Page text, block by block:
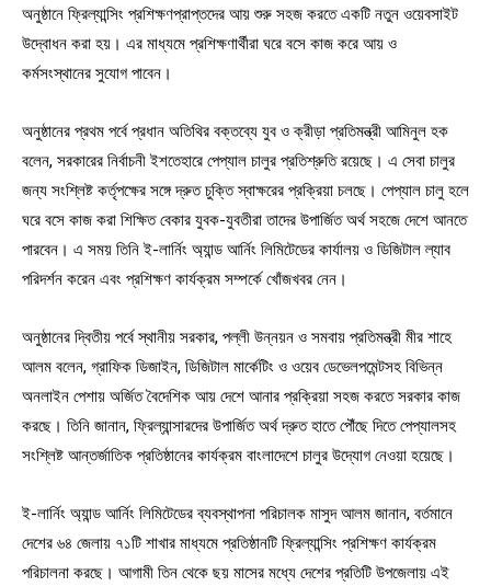
অনুষ্ঠানে ফ্রিল্যান্সিং প্রশিক্ষণপ্রাপ্তদের আয় শুরু সহজ করতে একটি নতুন ওয়েবসাইট
উদ্বোধন করা হয়। এর মাধ্যমে প্রশিক্ষণার্থীরা ঘরে বসে কাজ করে আয় ও
কর্মসংস্থানের সুযোগ পাবেন।
অনুষ্ঠানের প্রথম পর্বে প্রধান অতিথির বক্তব্যে যুব ও ক্রীড়া প্রতিমন্ত্রী আমিনুল হক
বলেন, সরকারের নির্বাচনী ইশতেহারে পেপ্যাল চালুর প্রতিশ্রুতি রয়েছে। এ সেবা চালুর
জন্য সংশ্লিষ্ট কর্তৃপক্ষের সঙ্গে দ্রুত চুক্তি স্বাক্ষরের প্রক্রিয়া চলছে। পেপ্যাল চালু হলে
ঘরে বসে কাজ করা শিক্ষিত বেকার যুবক-যুবতীরা তাদের উপার্জিত অর্থ সহজে দেশে আনতে
পারবেন। এ সময় তিনি ই-লার্নিং অ্যান্ড আর্নিং লিমিটেডের কার্যালয় ও ডিজিটাল ল্যাব
পরিদর্শন করেন এবং প্রশিক্ষণ কার্যক্রম সম্পর্কে খোঁজখবর নেন।
অনুষ্ঠানের দ্বিতীয় পর্বে স্থানীয় সরকার, পল্লী উন্নয়ন ও সমবায় প্রতিমন্ত্রী মীর শাহে
আলম বলেন, গ্রাফিক ডিজাইন, ডিজিটাল মার্কেটিং ও ওয়েব ডেভেলপমেন্টসহ বিভিন্ন
অনলাইন পেশায় অর্জিত বৈদেশিক আয় দেশে আনার প্রক্রিয়া সহজ করতে সরকার কাজ
করছে। তিনি জানান, ফ্রিল্যান্সারদের উপার্জিত অর্থ দ্রুত হাতে পৌঁছে দিতে পেপ্যালসহ
সংশ্লিষ্ট আন্তর্জাতিক প্রতিষ্ঠানের কার্যক্রম বাংলাদেশে চালুর উদ্যোগ নেওয়া হয়েছে।
ই-লার্নিং অ্যান্ড আর্নিং লিমিটেডের ব্যবস্থাপনা পরিচালক মাসুদ আলম জানান, বর্তমানে
দেশের ৬৪ জেলায় ৭১টি শাখার মাধ্যমে প্রতিষ্ঠানটি ফ্রিল্যান্সিং প্রশিক্ষণ কার্যক্রম
পরিচালনা করছে। আগামী তিন থেকে ছয় মাসের মধ্যে দেশের প্রতিটি উপজেলায় এই